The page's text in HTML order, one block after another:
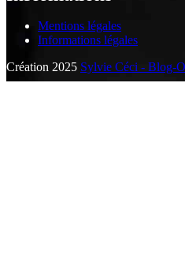
Mentions légales
Informations légales
Création 2025 Sylvie Céci - Blog-